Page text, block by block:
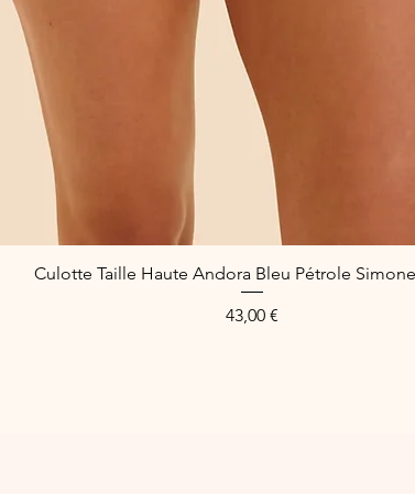
Schnellansicht
Culotte Taille Haute Andora Bleu Pétrole
Preis
43,00 €